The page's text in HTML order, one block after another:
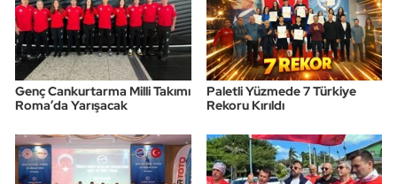
Genç Cankurtarma Milli Takımı
Roma’da Yarışacak
Paletli Yüzmede 7 Türkiye
Rekoru Kırıldı